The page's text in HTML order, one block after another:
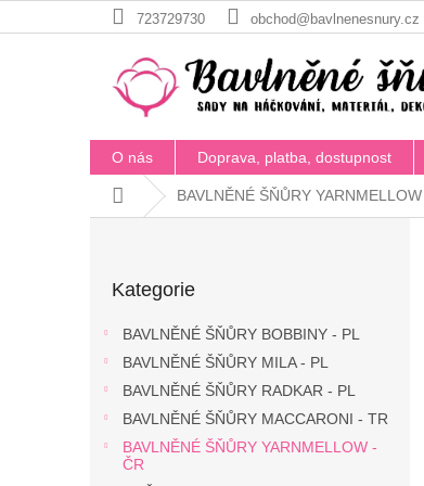
na
723729730 obchod@bavlnenesnury.cz
O nás Doprava, platba, dostupnost
Domů BAVLNĚNÉ ŠŇŮRY
kategorie
Kategorie
BAVLNĚNÉ ŠŇŮRY BOBBINY - PL
BAVLNĚNÉ ŠŇŮRY MILA - PL
BAVLNĚNÉ ŠŇŮRY RADKAR - PL
BAVLNĚNÉ ŠŇŮRY MACCARONI - TR
BAVLNĚNÉ ŠŇŮRY YARNMELLOW -
ČR